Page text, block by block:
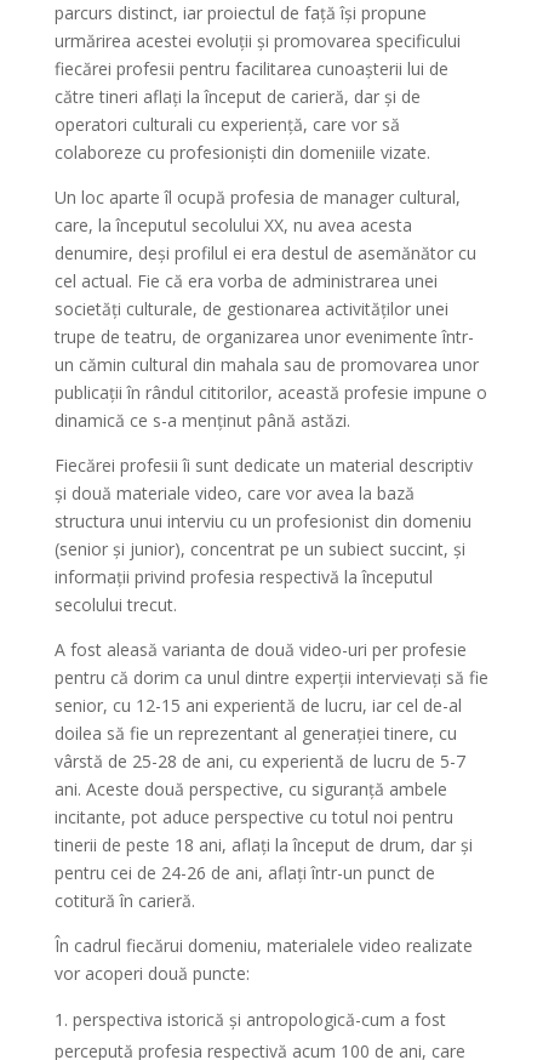
parcurs distinct, iar proiectul de față își propune
urmărirea acestei evoluții și promovarea specificului
fiecărei profesii pentru facilitarea cunoașterii lui de
către tineri aflați la început de carieră, dar și de
operatori culturali cu experiență, care vor să
colaboreze cu profesioniști din domeniile vizate.
Un loc aparte îl ocupă profesia de manager cultural,
care, la începutul secolului XX, nu avea acesta
denumire, deși profilul ei era destul de asemănător cu
cel actual. Fie că era vorba de administrarea unei
societăți culturale, de gestionarea activităților unei
trupe de teatru, de organizarea unor evenimente într-
un cămin cultural din mahala sau de promovarea unor
publicații în rândul cititorilor, această profesie impune o
dinamică ce s-a menținut până astăzi.
Fiecărei profesii îi sunt dedicate un material descriptiv
și două materiale video, care vor avea la bază
structura unui interviu cu un profesionist din domeniu
(senior și junior), concentrat pe un subiect succint, și
informații privind profesia respectivă la începutul
secolului trecut.
A fost aleasă varianta de două video-uri per profesie
pentru că dorim ca unul dintre experții intervievați să fie
senior, cu 12-15 ani experientă de lucru, iar cel de-al
doilea să fie un reprezentant al generației tinere, cu
vârstă de 25-28 de ani, cu experientă de lucru de 5-7
ani. Aceste două perspective, cu siguranță ambele
incitante, pot aduce perspective cu totul noi pentru
tinerii de peste 18 ani, aflați la început de drum, dar și
pentru cei de 24-26 de ani, aflați într-un punct de
cotitură în carieră.
În cadrul fiecărui domeniu, materialele video realizate
vor acoperi două puncte:
perspectiva istorică și antropologică-cum a fost
percepută profesia respectivă acum 100 de ani, care